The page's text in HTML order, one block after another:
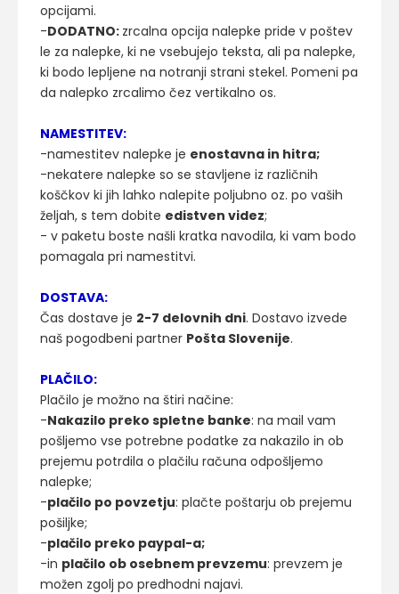
opcijami.
-DODATNO: zrcalna opcija nalepke pride v poštev
le za nalepke, ki ne vsebujejo teksta, ali pa nalepke,
ki bodo lepljene na notranji strani stekel. Pomeni pa
da nalepko zrcalimo čez vertikalno os.
NAMESTITEV:
-namestitev nalepke je enostavna in hitra;
-nekatere nalepke so se stavljene iz različnih
koščkov ki jih lahko nalepite poljubno oz. po vaših
željah, s tem dobite edistven videz;
- v paketu boste našli kratka navodila, ki vam bodo
pomagala pri namestitvi.
DOSTAVA:
Čas dostave je 2-7 delovnih dni. Dostavo izvede
naš pogodbeni partner Pošta Slovenije.
PLAČILO:
Plačilo je možno na štiri načine:
-Nakazilo preko spletne banke: na mail vam
pošljemo vse potrebne podatke za nakazilo in ob
prejemu potrdila o plačilu računa odpošljemo
nalepke;
-plačilo po povzetju: plačte poštarju ob prejemu
pošiljke;
-plačilo preko paypal-a;
-in plačilo ob osebnem prevzemu: prevzem je
možen zgolj po predhodni najavi.